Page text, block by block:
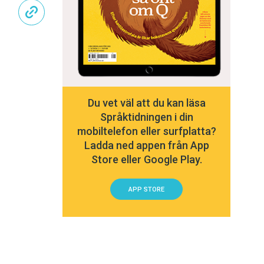
Du vet väl att du kan läsa
Språktidningen i din
mobiltelefon eller surfplatta?
Ladda ned appen från App
Store eller Google Play.
APP STORE